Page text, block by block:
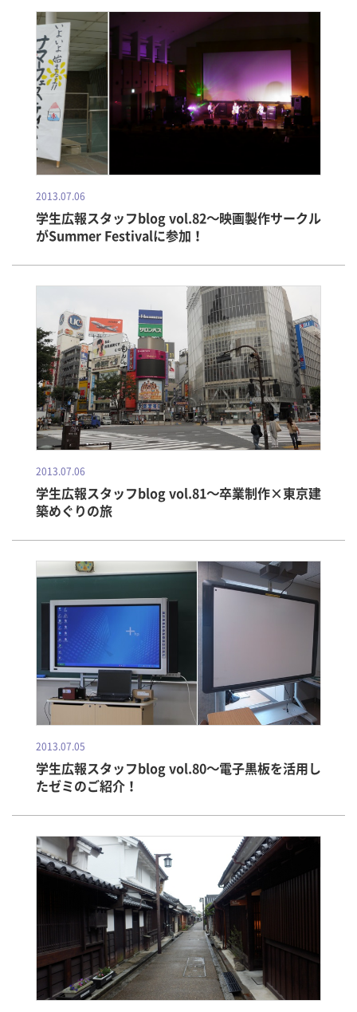
2013.07.06
学生広報スタッフblog vol.82～映画製作サークル
がSummer Festivalに参加！
2013.07.06
学生広報スタッフblog vol.81～卒業制作×東京建
築めぐりの旅
2013.07.05
学生広報スタッフblog vol.80～電子黒板を活用し
たゼミのご紹介！